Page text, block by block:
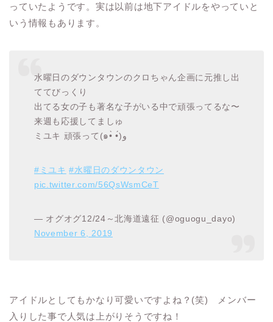
っていたようです。実は以前は地下アイドルをやっていと
いう情報もあります。
水曜日のダウンタウンのクロちゃん企画に元推し出
ててびっくり
出てる女の子も著名な子がいる中で頑張ってるな〜
来週も応援してましゅ
ミユキ 頑張って(๑•̀ •́)و
#ミユキ #水曜日のダウンタウン
pic.twitter.com/56QsWsmCeT
— オグオグ12/24～北海道遠征 (@oguogu_dayo)
November 6, 2019
アイドルとしてもかなり可愛いですよね？(笑) メンバー
入りした事で人気は上がりそうですね！